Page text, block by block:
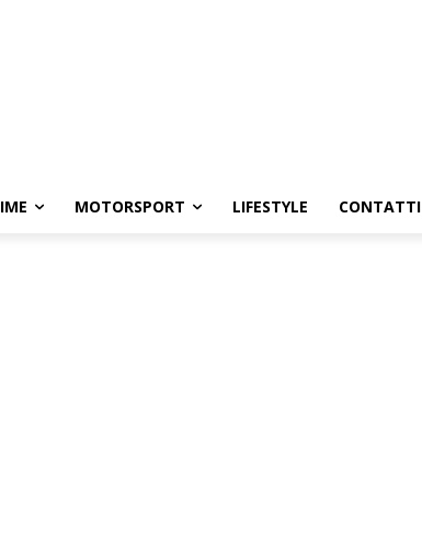
MOTORSPORT LIFESTYLE CONTATTI